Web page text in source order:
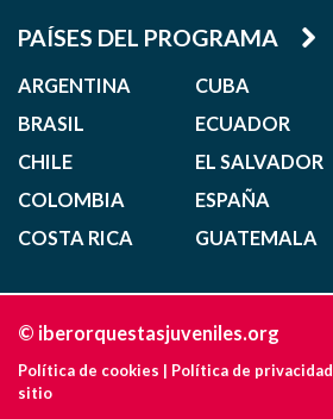
PAÍSES DEL PROGRAMA
ARGENTINA
BRASIL
CHILE
COLOMBIA
COSTA RICA
CUBA
ECUADOR
EL SALVADOR
ESPAÑA
GUATEMALA
© iberorquestasjuveniles.org
Política de cookies | Política de privacidad
sitio